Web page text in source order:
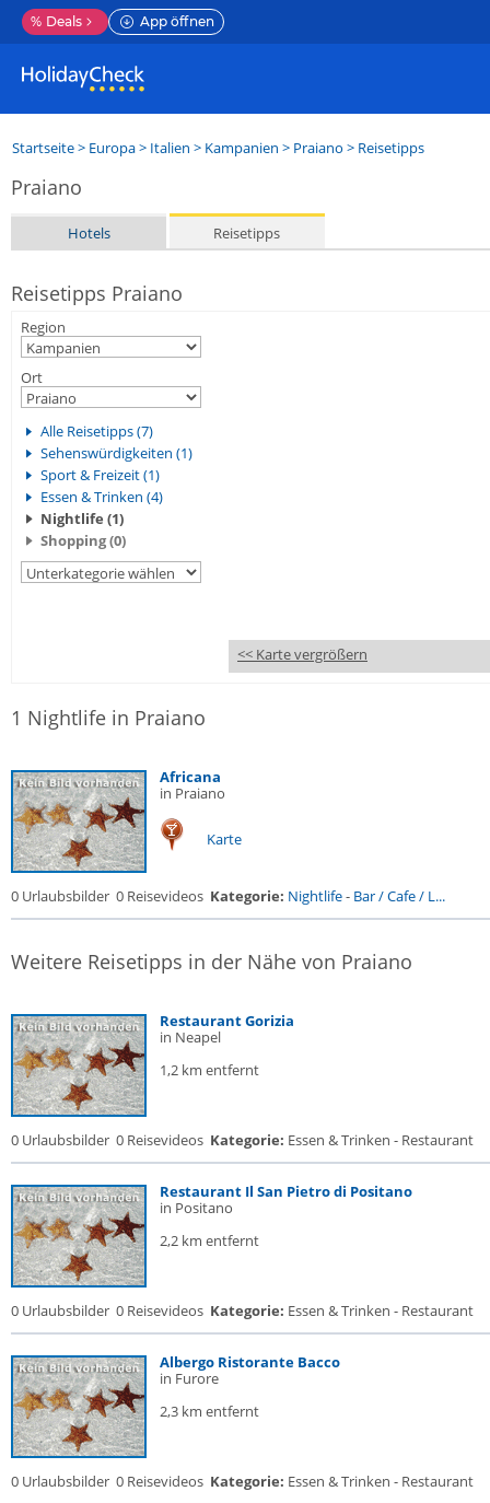
% Deals App öffnen
Startseite> Europa> Italien > Kampanien > Praiano > Reisetipps
Praiano
Hotels Reisetipps
Reisetipps Praiano
Region
Ort
Alle Reisetipps (7)
Sehenswürdigkeiten (1)
Sport & Freizeit (1)
Essen & Trinken (4)
Nightlife (1)
Shopping (0)
<< Karte vergrößern
1 Nightlife in Praiano
Africana
in Praiano
Karte
0 Urlaubsbilder 0 Reisevideos Kategorie: Nightlife- Bar / Cafe / L...
Weitere Reisetipps in der Nähe von Praiano
Restaurant Gorizia
in Neapel
1,2 km entfernt
0 Urlaubsbilder 0 Reisevideos Kategorie: Essen & Trinken - Restaurant
Restaurant Il San Pietro di Positano
in Positano
2,2 km entfernt
0 Urlaubsbilder 0 Reisevideos Kategorie: Essen & Trinken - Restaurant
Albergo Ristorante Bacco
in Furore
2,3 km entfernt
0 Urlaubsbilder 0 Reisevideos Kategorie: Essen & Trinken - Restaurant